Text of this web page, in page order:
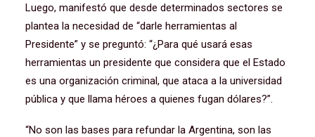
Luego, manifestó que desde determinados sectores se
plantea la necesidad de “darle herramientas al
Presidente” y se preguntó: “¿Para qué usará esas
herramientas un presidente que considera que el Estado
es una organización criminal, que ataca a la universidad
pública y que llama héroes a quienes fugan dólares?”.
“No son las bases para refundar la Argentina, son las